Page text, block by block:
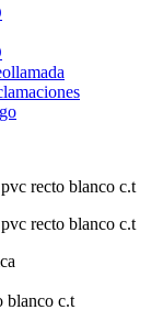
blanco c.t